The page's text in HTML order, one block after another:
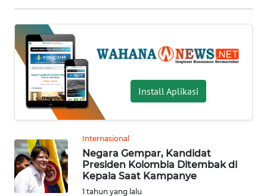
Install Aplikasi
Internasional
Negara Gempar, Kandidat
Presiden Kolombia Ditembak di
Kepala Saat Kampanye
1 tahun yang lalu
UTAMA
SERBA-
SERBI
PERISTIWA
TOKOH
OPINI
Informasi